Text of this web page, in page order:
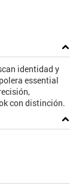
identidad y
essential
con distinción.